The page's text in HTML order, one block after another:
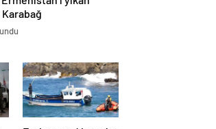
Karabağ
ayrılmaz bir